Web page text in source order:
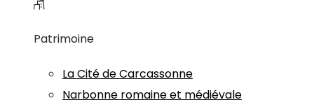
Patrimoine
La Cité de Carcassonne
Narbonne romaine et médiévale